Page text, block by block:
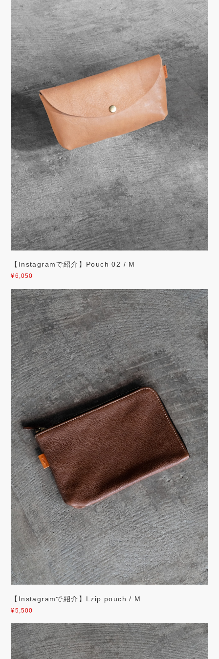
【Instagramで紹介】Pouch 02 / M
¥6,050
【Instagramで紹介】Lzip pouch / M
¥5,500